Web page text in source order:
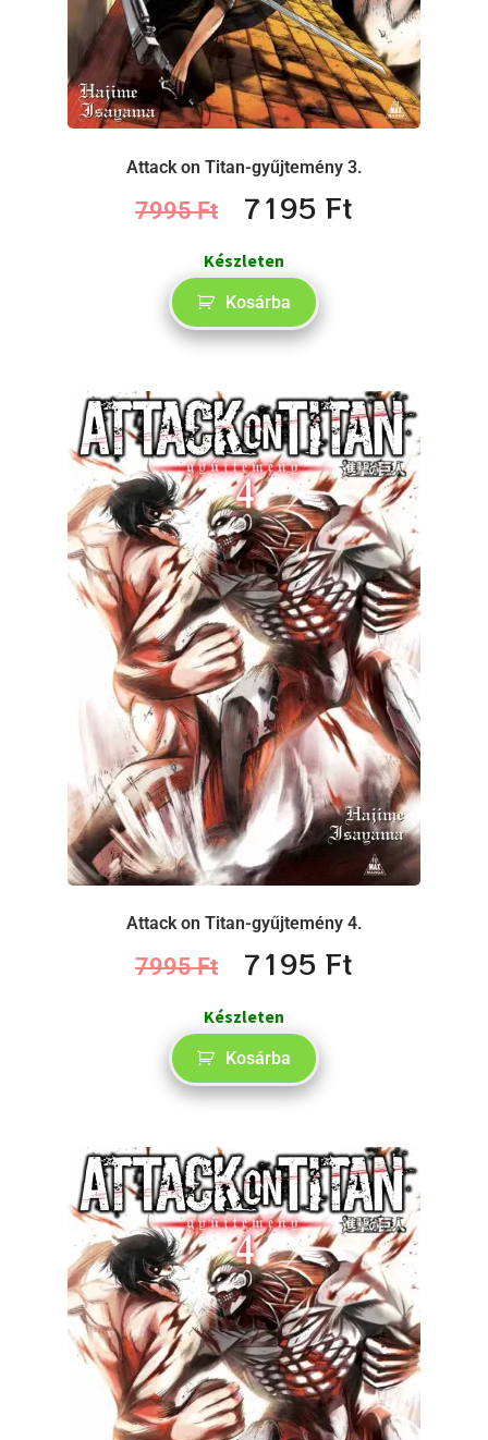
Attack on Titan-gyűjtemény 3.
7995Ft 7195 Ft
Készleten
Kosárba
Attack on Titan-gyűjtemény 4.
7995Ft 7195 Ft
Készleten
Kosárba